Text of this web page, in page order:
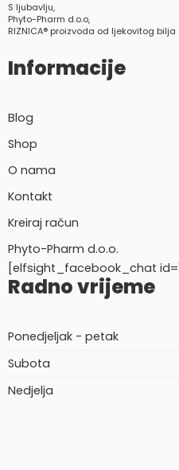
S ljubavlju,
Phyto-Pharm d.o.o,
RIZNICA® proizvoda od ljekovitog bilja
Informacije
Blog
Shop
O nama
Kontakt
Kreiraj račun
Phyto-Pharm d.o.o.
[elfsight_facebook_chat
Radno vrijeme
Ponedjeljak - petak
Subota
Nedjelja